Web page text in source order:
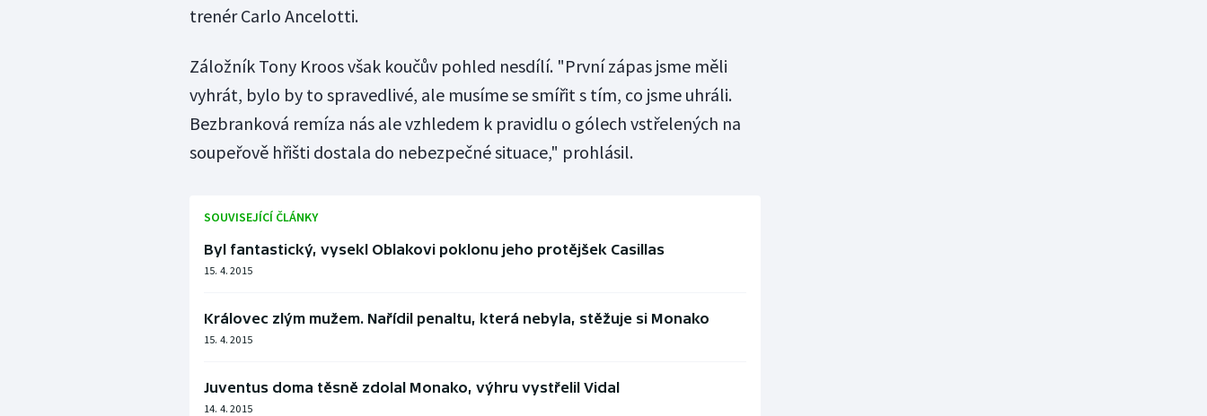
trenér Carlo Ancelotti.
Záložník Tony Kroos však koučův pohled nesdílí. "První zápas jsme měli
vyhrát, bylo by to spravedlivé, ale musíme se smířit s tím, co jsme uhráli.
Bezbranková remíza nás ale vzhledem k pravidlu o gólech vstřelených na
soupeřově hřišti dostala do nebezpečné situace," prohlásil.
SOUVISEJÍCÍ ČLÁNKY
Byl fantastický, vysekl Oblakovi poklonu jeho protějšek Casillas
15. 4. 2015
Královec zlým mužem. Nařídil penaltu, která nebyla, stěžuje si Monako
15. 4. 2015
Juventus doma těsně zdolal Monako, výhru vystřelil Vidal
14. 4. 2015